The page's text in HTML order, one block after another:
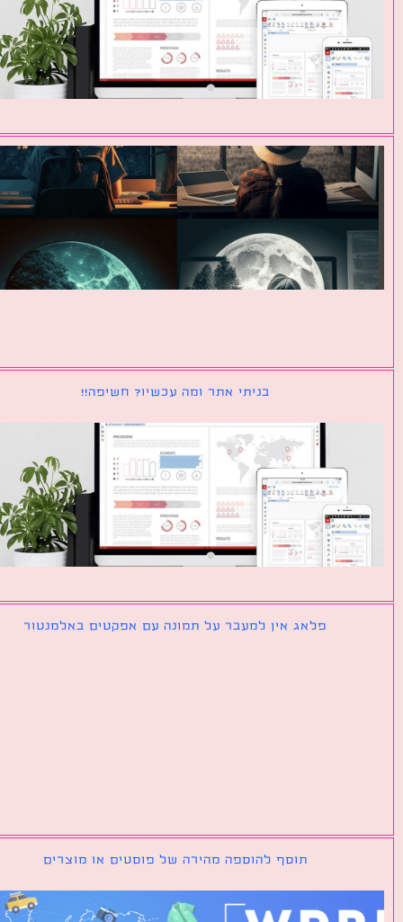
בניתי אתר ומה עכשיו? חשיפה!!
פלאג אין למעבר על תמונה עם אפקטים באלמנטור
תוסף להוספה מהירה של פוסטים או מוצרים